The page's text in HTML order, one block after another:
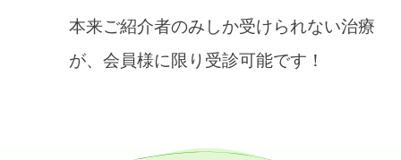
本来ご紹介者のみしか受けられない治療
が、会員様に限り受診可能です！